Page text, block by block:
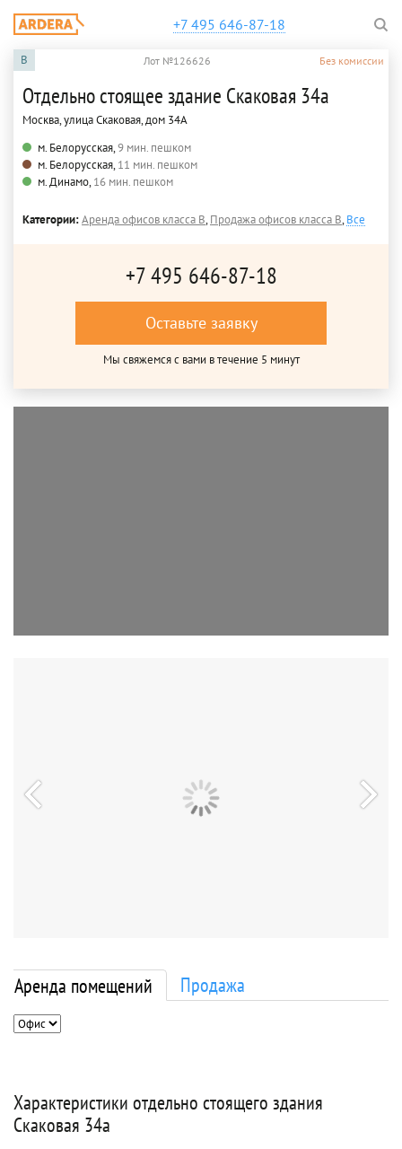
+7 495 646-87-18
B Лот №126626 Без комиссии
Отдельно стоящее здание Скаковая 34а
Москва, улица Скаковая, дом 34А
м. Белорусская,9 мин. пешком
м. Белорусская,11 мин. пешком
м. Динамо,16 мин. пешком
Категории:Аренда офисов класса B,Продажа офисов класса B,Все
+7 495 646-87-18
Оставьте заявку
Мы свяжемся с вами в течение 5 минут
Аренда помещений Продажа
Характеристики отдельно стоящего здания
Скаковая 34а